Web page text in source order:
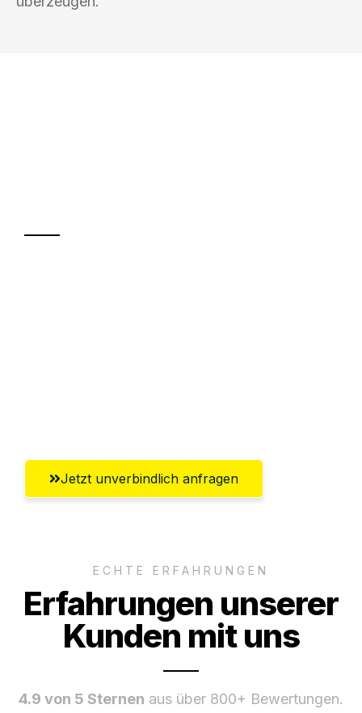
Jetzt unverbindlich anfragen
ECHTE ERFAHRUNGEN
Erfahrungen unserer
Kunden mit uns
4.9 von 5 Sternen aus über 800+ Bewertungen.